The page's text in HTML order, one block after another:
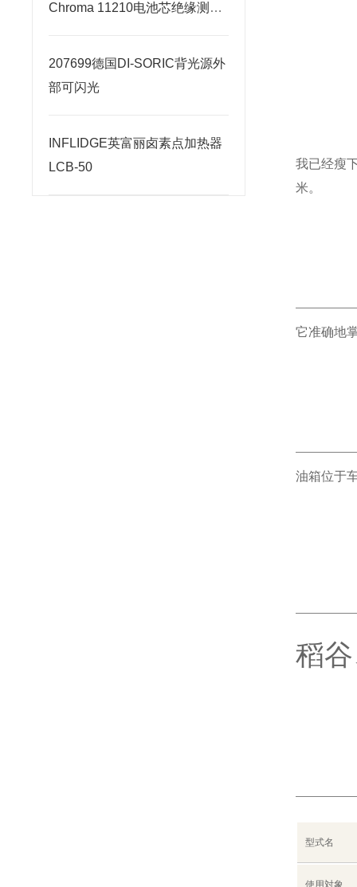
Chroma 11210电池芯绝缘测试
207699德国DI-SORIC背光源外
部可闪光
INFLIDGE英富丽卤素点加热器
LCB-50
我已经瘦
米。
它准确地
油箱位于
稻
型式名
使用対象